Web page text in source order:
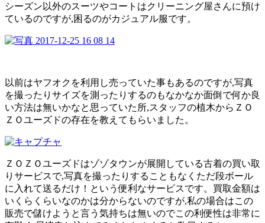
シーズン以外のスーツやコートはクリーニング屋さんに預け
ているのですが,困るのがカジュアル服です。
以前はヤフオクを利用し売っていた事もあるのですが,写真
を撮ったりサイズを測ったりするのもなかなか面倒で何か良
い方法は無いかなと思っていた所,スタッフの植木からＺＯ
ＺＯユーズドの存在を教えてもらいました。
ＺＯＺＯユーズドはゾゾタウンが展開している古着の買い取
りサービスで,写真を撮ったりすることもなくただ段ボール
に入れて送るだけ！という便利なサービスです。買取金額は
いくらくらいなのかは分からないのですが,私の場合はこの
販売で儲けようと言う気持ちは無いのでこの利便性は非常に